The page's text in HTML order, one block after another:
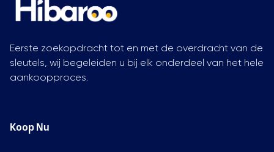
Eerste zoekopdracht tot en met de overdracht van de
sleutels, wij begeleiden u bij elk onderdeel van het hele
aankoopproces.
Koop Nu